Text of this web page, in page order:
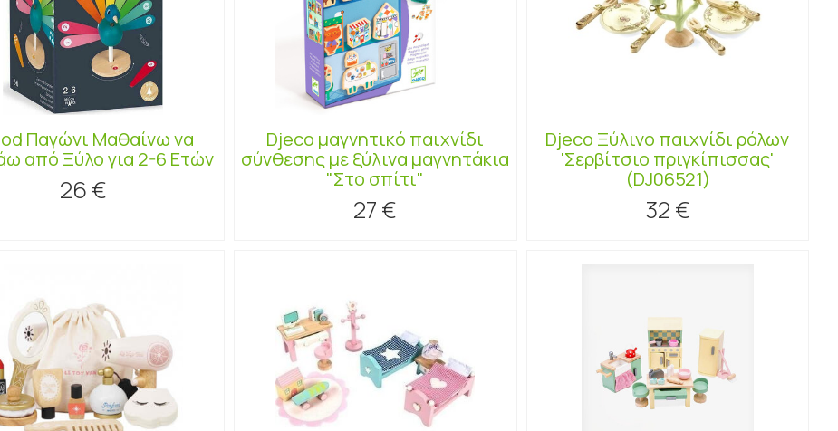
Παγώνι Μαθαίνω να
από Ξύλο για 2-6 Ετών
26 €
Djeco μαγνητικό παιχνίδι
σύνθεσης με ξύλινα μαγνητάκια
"Στο σπίτι"
27 €
Djeco Ξύλινο παιχνίδι ρόλων
'Σερβίτσιο πριγκίπισσας'
(DJ06521)
32 €